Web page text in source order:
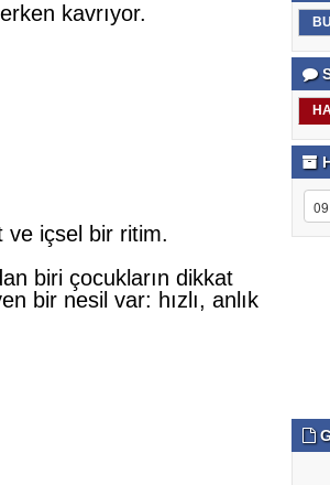
kavrıyor.
ve içsel bir ritim.
biri çocukların dikkat
bir nesil var: hızlı, anlık